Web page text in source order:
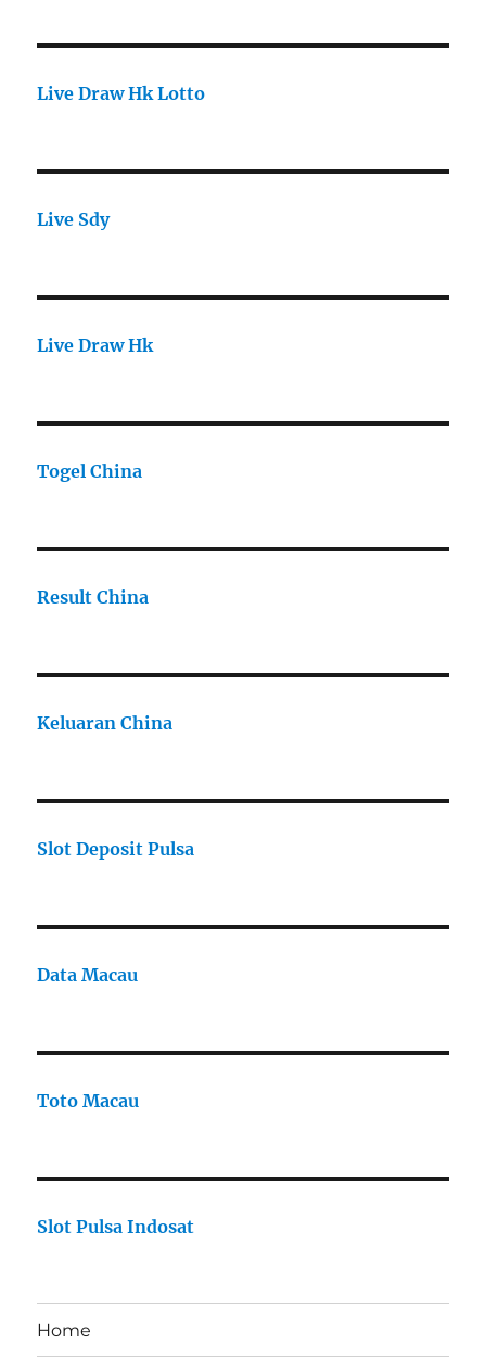
Live Draw Hk Lotto
Live Sdy
Live Draw Hk
Togel China
Result China
Keluaran China
Slot Deposit Pulsa
Data Macau
Toto Macau
Slot Pulsa Indosat
Home